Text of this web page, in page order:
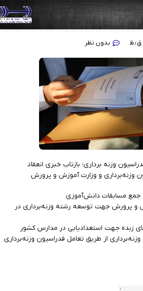
دانش‌آموزی
بدون نظر
وزنه برداری؛ بازتاب خبری انعقاد
وزنه‌برداری و وزارت آموزش و پرورش
جمع مسابقات دانش‌آموزی
و پرورش جهت توسعه رشته وزنه‌برداری در
زبده جهت استعدادیابی در مدارس کشور
از طریق تعامل فدراسیون وزنه‌برداری